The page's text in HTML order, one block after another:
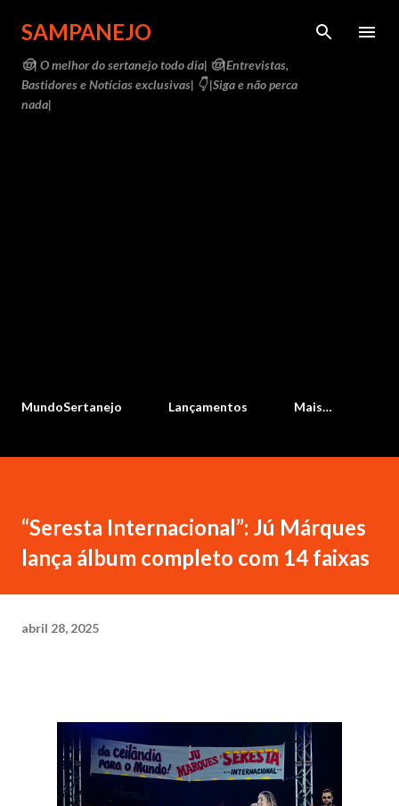
Pular para o conteúdo principal
SAMPANEJO
🤠| O melhor do sertanejo todo dia| 🤠|Entrevistas,
Bastidores e Notícias exclusivas| 👇 |Siga e não perca
nada|
MundoSertanejo Lançamentos Mais…
“Seresta Internacional”: Jú Márques
lança álbum completo com 14 faixas
abril 28, 2025